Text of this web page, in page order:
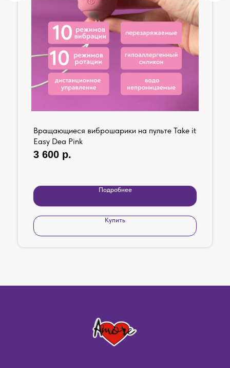
Вращающиеся виброшарики на пульте Take it
Easy Dea Pink
3 600 р.
Подробнее
Купить